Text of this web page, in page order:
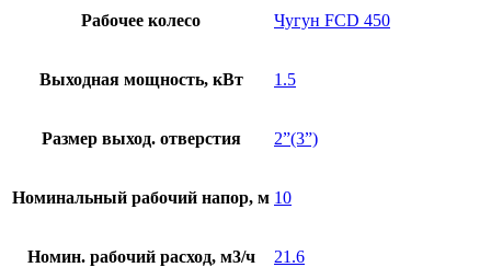
Рабочее колесо Чугун FCD 450
Выходная мощность, кВт 1.5
Размер выход. отверстия 2”(3”)
Номинальный рабочий напор, м 10
Номин. рабочий расход, м3/ч 21.6